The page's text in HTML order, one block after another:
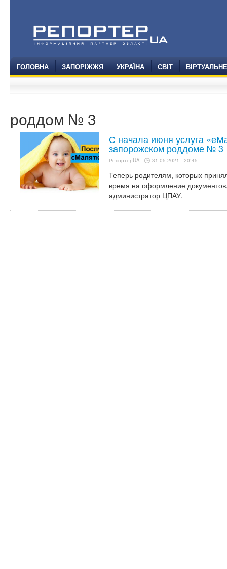
ГОЛОВНА ЗАПОРІЖЖЯ УКРАЇНА СВІТ
роддом № 3
С начала июня услуга
запорожском роддоме № 3
РепортерUA 31.05.2021 - 20:45
Теперь родителям, которых
время на оформление
администратор ЦПАУ.